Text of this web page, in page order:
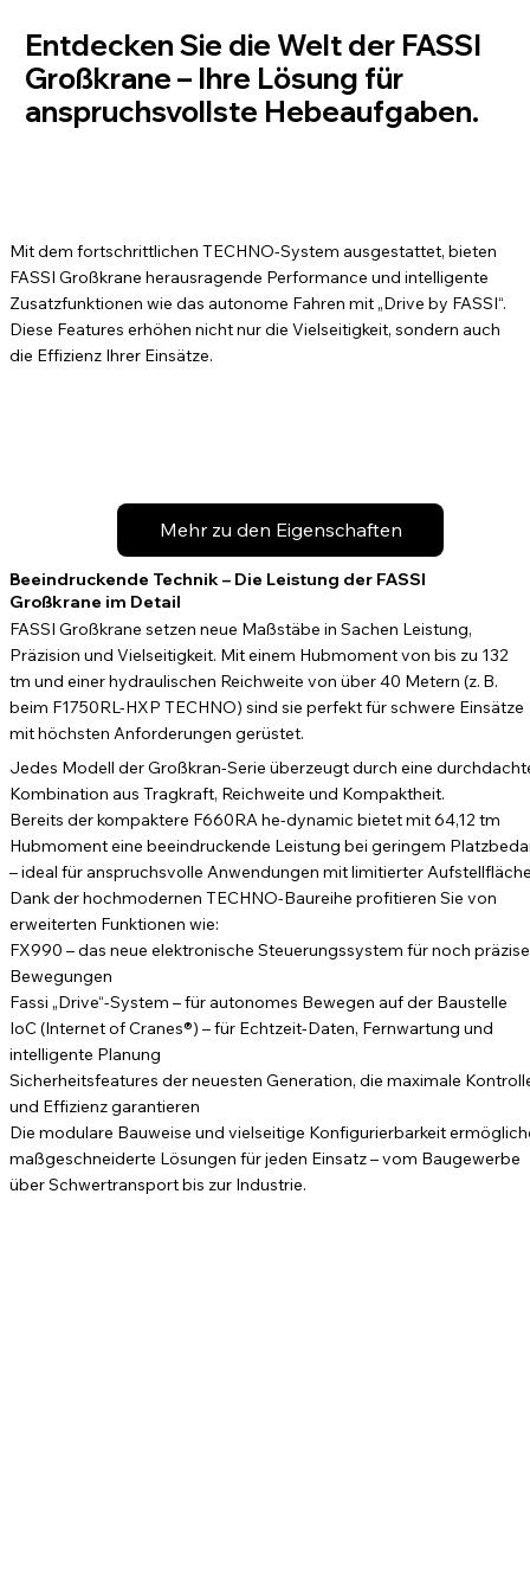
Entdecken Sie die Welt der FASSI
Großkrane – Ihre Lösung für
anspruchsvollste Hebeaufgaben.
Mit dem fortschrittlichen TECHNO-System ausgestattet, bieten
FASSI Großkrane herausragende Performance und intelligente
Zusatzfunktionen wie das autonome Fahren mit „Drive by FASSI“.
Diese Features erhöhen nicht nur die Vielseitigkeit, sondern auch
die Effizienz Ihrer Einsätze.
Mehr zu den Eigenschaften
Beeindruckende Technik – Die Leistung der FASSI
Großkrane im Detail
FASSI Großkrane setzen neue Maßstäbe in Sachen Leistung,
Präzision und Vielseitigkeit. Mit einem Hubmoment von bis zu 132
tm und einer hydraulischen Reichweite von über 40 Metern (z. B.
beim F1750RL-HXP TECHNO) sind sie perfekt für schwere Einsätze
mit höchsten Anforderungen gerüstet.
Jedes Modell der Großkran-Serie überzeugt durch eine
Kombination aus Tragkraft, Reichweite und Kompaktheit.
Bereits der kompaktere F660RA he-dynamic bietet mit 64,12 tm
Hubmoment eine beeindruckende Leistung bei geringem
– ideal für anspruchsvolle Anwendungen mit limitierter
Dank der hochmodernen TECHNO-Baureihe profitieren Sie von
erweiterten Funktionen wie:
FX990 – das neue elektronische Steuerungssystem für noch
Bewegungen
Fassi „Drive“-System – für autonomes Bewegen auf der Baustelle
IoC (Internet of Cranes®) – für Echtzeit-Daten, Fernwartung und
intelligente Planung
Sicherheitsfeatures der neuesten Generation, die maximale
und Effizienz garantieren
Die modulare Bauweise und vielseitige Konfigurierbarkeit
maßgeschneiderte Lösungen für jeden Einsatz – vom Baugewerbe
über Schwertransport bis zur Industrie.